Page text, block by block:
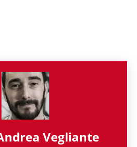
Vegliante